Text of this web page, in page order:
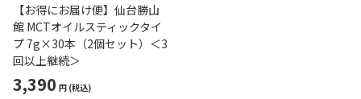
【お得にお届け便】仙台勝山
館 MCTオイルスティックタイ
プ 7g×30本（2個セット）＜3
回以上継続＞
3,390 円 (税込)